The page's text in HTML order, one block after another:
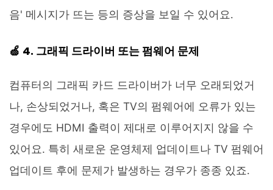
음' 메시지가 뜨는 등의 증상을 보일 수 있어요.
🍏 4. 그래픽 드라이버 또는 펌웨어 문제
컴퓨터의 그래픽 카드 드라이버가 너무 오래되었거
나, 손상되었거나, 혹은 TV의 펌웨어에 오류가 있는
경우에도 HDMI 출력이 제대로 이루어지지 않을 수
있어요. 특히 새로운 운영체제 업데이트나 TV 펌웨어
업데이트 후에 문제가 발생하는 경우가 종종 있죠.